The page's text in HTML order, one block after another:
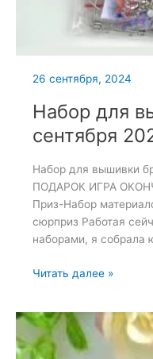
26 сентября, 2024
Набор для
сентября
Набор для вышивки
ПОДАРОК ИГРА
Приз-Набор
сюрприз Работая
наборами, я собрала
Набор
броши
—
Читать далее »